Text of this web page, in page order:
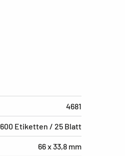
4681
600 Etiketten / 25 Blatt
66 x 33,8 mm